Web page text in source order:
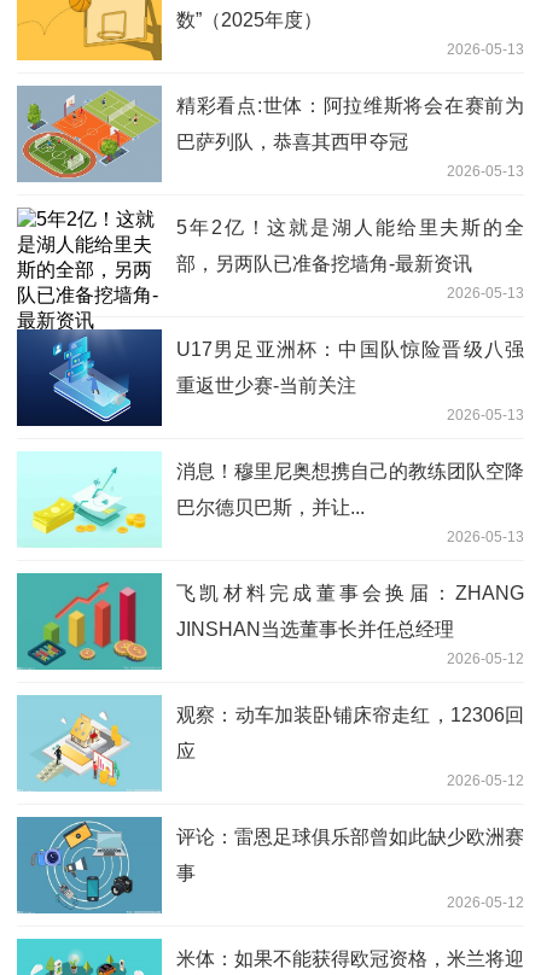
数”（2025年度）
2026-05-13
精彩看点:世体：阿拉维斯将会在赛前为
巴萨列队，恭喜其西甲夺冠
2026-05-13
5年2亿！这就是湖人能给里夫斯的全
部，另两队已准备挖墙角-最新资讯
2026-05-13
U17男足亚洲杯：中国队惊险晋级八强
重返世少赛-当前关注
2026-05-13
消息！穆里尼奥想携自己的教练团队空降
巴尔德贝巴斯，并让...
2026-05-13
飞凯材料完成董事会换届：ZHANG
JINSHAN当选董事长并任总经理
2026-05-12
观察：动车加装卧铺床帘走红，12306回
应
2026-05-12
评论：雷恩足球俱乐部曾如此缺少欧洲赛
事
2026-05-12
米体：如果不能获得欧冠资格，米兰将迎